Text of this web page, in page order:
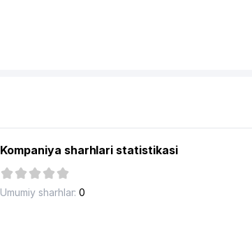
Kompaniya sharhlari statistikasi
Umumiy sharhlar: 0